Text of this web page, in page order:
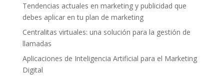
Tendencias actuales en marketing y publicidad que
debes aplicar en tu plan de marketing
Centralitas virtuales: una solución para la gestión de
llamadas
Aplicaciones de Inteligencia Artificial para el Marketing
Digital